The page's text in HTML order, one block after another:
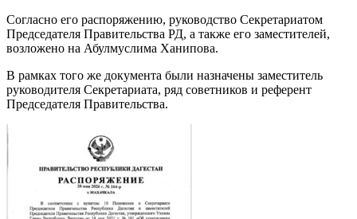
Согласно его распоряжению, руководство Секретариатом
Председателя Правительства РД, а также его заместителей,
возложено на Абулмуслима Ханипова.
В рамках того же документа были назначены заместитель
руководителя Секретариата, ряд советников и референт
Председателя Правительства.